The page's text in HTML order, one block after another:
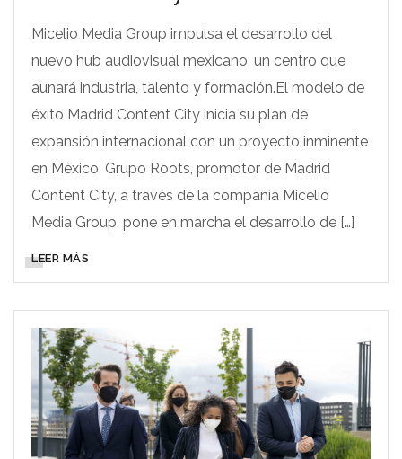
Micelio Media Group impulsa el desarrollo del
nuevo hub audiovisual mexicano, un centro que
aunará industria, talento y formación.El modelo de
éxito Madrid Content City inicia su plan de
expansión internacional con un proyecto inminente
en México. Grupo Roots, promotor de Madrid
Content City, a través de la compañía Micelio
Media Group, pone en marcha el desarrollo de […]
LEER MÁS